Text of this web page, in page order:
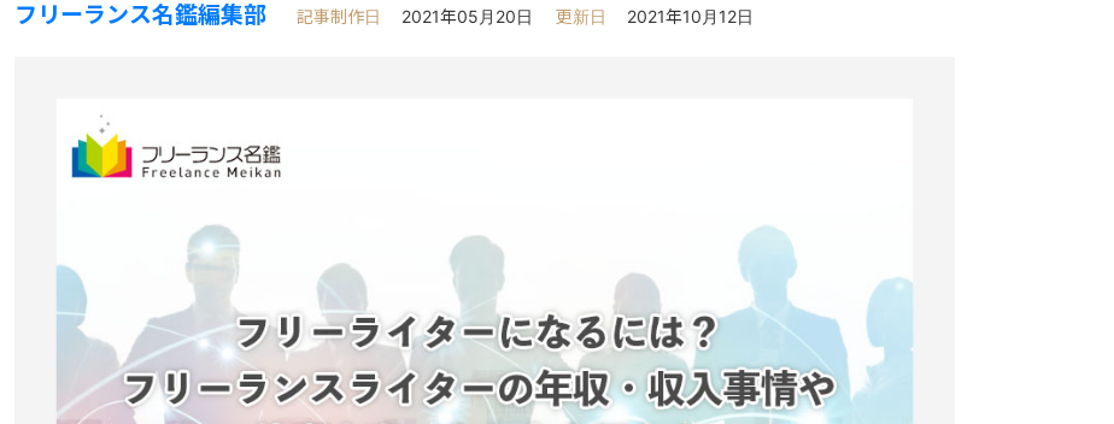
フリーランス名鑑編集部 記事制作日 2021年05月20日 更新日 2021年10月12日